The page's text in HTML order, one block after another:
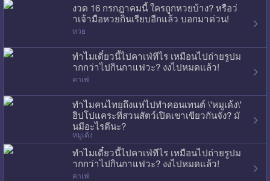
งวด 16 กรกฎาคมนี้ ใครถูกหวยบ้าง? หรือว่
าเจ้ามือหวยกินเรียบอีกแล้ว บอกมาด่วน!
หวย
ทำไมเดี๋ยวนี้ไปคาเฟ่ทีไร เหมือนไปถ่ายรูปม
ากกว่าไปกินกาแฟวะ? งงไปหมดแล้ว!
คาเฟ่
ทำไมคนไทยถึงแห่ไปทำคอนเทนต์ \'หมูเด้ง\'
ฮิปโปแคระที่สวนสัตว์เปิดเขาเขียวกันจัง? มั
นมีอะไรดีนะ?
หมูเด้ง
ทำไมเดี๋ยวนี้ไปคาเฟ่ทีไร เหมือนไปถ่ายรูปม
ากกว่าไปกินกาแฟวะ? งงไปหมดแล้ว!
คาเฟ่